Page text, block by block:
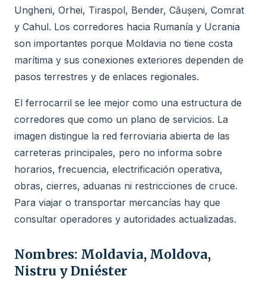
Ungheni, Orhei, Tiraspol, Bender, Căușeni, Comrat
y Cahul. Los corredores hacia Rumanía y Ucrania
son importantes porque Moldavia no tiene costa
marítima y sus conexiones exteriores dependen de
pasos terrestres y de enlaces regionales.
El ferrocarril se lee mejor como una estructura de
corredores que como un plano de servicios. La
imagen distingue la red ferroviaria abierta de las
carreteras principales, pero no informa sobre
horarios, frecuencia, electrificación operativa,
obras, cierres, aduanas ni restricciones de cruce.
Para viajar o transportar mercancías hay que
consultar operadores y autoridades actualizadas.
Nombres: Moldavia, Moldova,
Nistru y Dniéster